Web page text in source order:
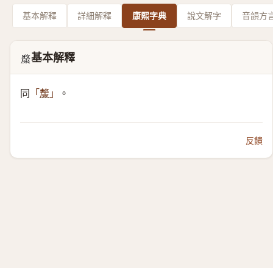
基本解釋 詳細解釋 康熙字典 說文解字 音韻方
𣀗基本解釋
同 「 斄 」 。
反饋